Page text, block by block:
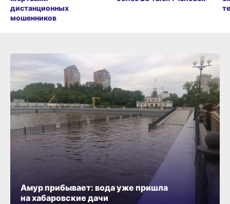
дистанционных
мошенников
Амур прибывает: вода уже пришла
на хабаровские дачи